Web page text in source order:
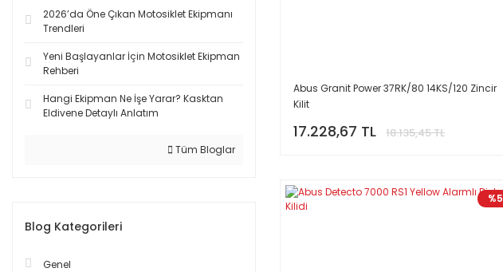
2026’da Öne Çıkan Motosiklet Ekipmanı
Trendleri
Yeni Başlayanlar İçin Motosiklet Ekipman
Rehberi
Hangi Ekipman Ne İşe Yarar? Kasktan
Eldivene Detaylı Anlatım
Tüm Bloglar
Blog Kategorileri
Genel
Abus Granit Power 37RK/80 14KS/120 Zincir
Kilit
17.228,67 TL 18.135,45 TL
%5